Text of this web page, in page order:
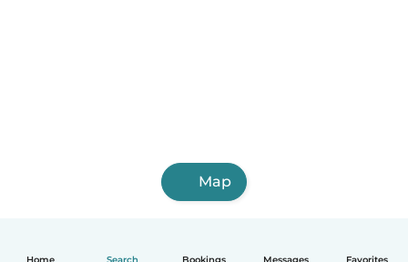
Home Search Bookings Messages Favorites
Map